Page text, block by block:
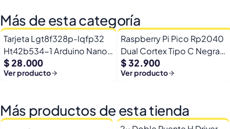
Más de esta categoría
Tarjeta Lgt8f328p-lqfp32
Ht42b534-1 Arduino Nano
+ Pines
$ 28.000
Ver producto
Raspberry Pi Pico Rp2040
Dual Cortex Tipo C Negra
16mb + Rgb
$ 32.900
Ver producto
Más productos de esta tienda